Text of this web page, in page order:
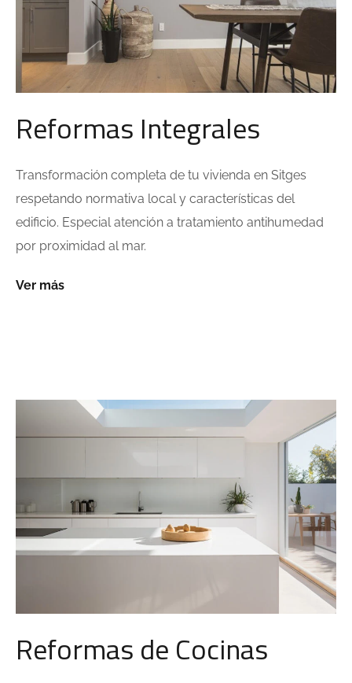
Reformas Integrales
Transformación completa de tu vivienda en Sitges
respetando normativa local y características del
edificio. Especial atención a tratamiento antihumedad
por proximidad al mar.
Ver más
Reformas de Cocinas